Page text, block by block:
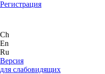
Регистрация
Ch
En
Ru
Версия
для слабовидящих